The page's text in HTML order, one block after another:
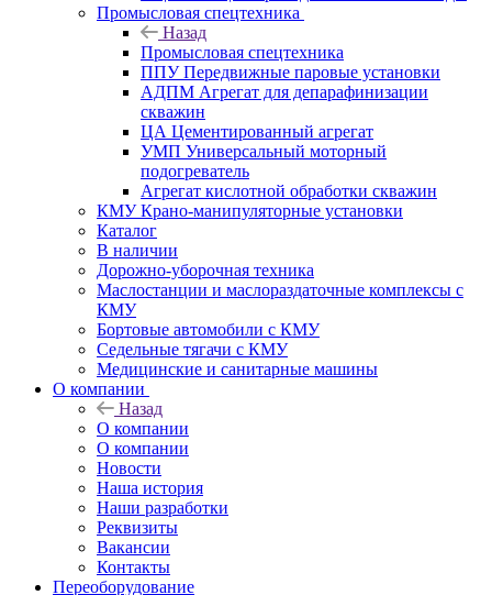
Промысловая спецтехника
Назад
Промысловая спецтехника
ППУ Передвижные паровые установки
АДПМ Агрегат для депарафинизации
скважин
ЦА Цементированный агрегат
УМП Универсальный моторный
подогреватель
Агрегат кислотной обработки скважин
КМУ Крано-манипуляторные установки
Каталог
В наличии
Дорожно-уборочная техника
Маслостанции и маслораздаточные комплексы с
КМУ
Бортовые автомобили с КМУ
Седельные тягачи с КМУ
Медицинские и санитарные машины
О компании
Назад
О компании
О компании
Новости
Наша история
Наши разработки
Реквизиты
Вакансии
Контакты
Переоборудование